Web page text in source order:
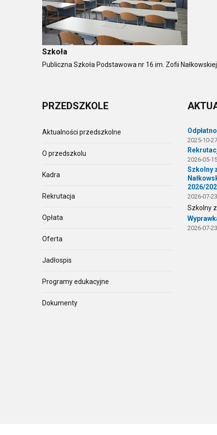
Szkoła
Publiczna Szkoła Podstawowa nr 16 im. Zofii
PRZEDSZKOLE
Aktualności przedszkolne
O przedszkolu
Kadra
Rekrutacja
Opłata
Oferta
Jadłospis
Programy edukacyjne
Dokumenty
2025-10-
2026-05-
Szkolny
2026/
2026-07-
Szkolny
2026-07-